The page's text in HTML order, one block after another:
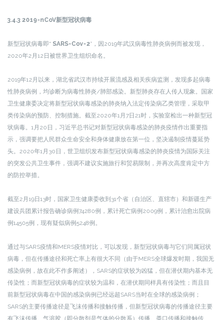
3.4.3 2019-nCoV新型冠状病毒
新型冠状病毒即“ SARS-Cov-2”，因2019年武汉病毒性肺炎病例而被发现，
2020年2月12日被世界卫生组织命名。
2019年12月以来，湖北省武汉市持续开展流感及相关疾病监测，发现多起病毒
性肺炎病例，均诊断为病毒性肺炎/肺部感染。新型肺炎存在人传人现象。国家
卫生健康委决定将新型冠状病毒感染的肺炎纳入法定传染病乙类管理，采取甲
类传染病的预防、控制措施。截至2020年1月7日21时，实验室检出一种新型冠
状病毒。1月20日，习近平总书记对新型冠状病毒感染的肺炎疫情作出重要指
示，强调要把人民群众生命安全和身体健康放在第一位，坚决遏制疫情蔓延势
头。2020年1月30日，世卫组织发布新型冠状病毒感染的肺炎疫情为国际关注
的突发公共卫生事件，强调不建议实施旅行和贸易限制，并再次高度肯定中方
的防控举措。
截至2月19日13时，国家卫生健康委收到31个省（自治区、直辖市）和新疆生产
建设兵团累计报告确诊病例74280例，累计死亡病例2009例，累计治愈出院病
例14505例，现有疑似病例5248例。
通过与SARS疫情和MERS疫情对比，可以发现，新型冠状病毒与它们同属冠状
病毒，但在传播途径和死亡率上有很大不同（由于MERS全球爆发时期，我国无
感染病例，故在此不作多阐述），SARS的症状较为凶猛，但在潜伏期内基本无
传染性；而新型冠状病毒的症状较为温和，在潜伏期同样具有传染性；而且目
前新型冠状病毒在中国的感染病例已经远超SARS当时在全球的感染病例；
SARS的主要传播途径是飞沫传播和接触传播，但新型冠状病毒的传播途径主要
有飞沫传播、气溶胶（即分散剂是气体的分散系）传播、粪口传播和接触传